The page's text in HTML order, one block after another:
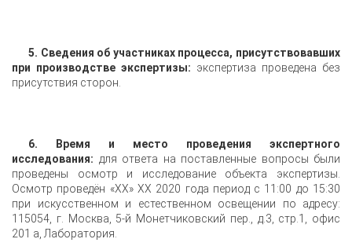
5. Сведения об участниках процесса, присутствовавших
при производстве экспертизы: экспертиза проведена без
присутствия сторон.
6. Время и место проведения экспертного
исследования: для ответа на поставленные вопросы были
проведены осмотр и исследование объекта экспертизы.
Осмотр проведён «XX» XX 2020 года период с 11:00 до 15:30
при искусственном и естественном освещении по адресу:
115054, г. Москва, 5-й Монетчиковский пер., д.3, стр.1, офис
201 а, Лаборатория.